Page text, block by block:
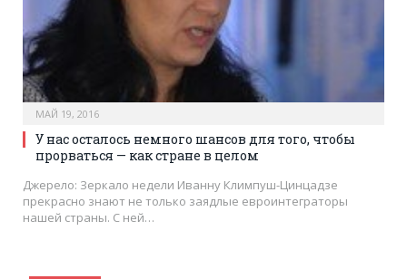
МАЙ 19, 2016
У нас осталось немного шансов для того, чтобы
прорваться — как стране в целом
Джерело: Зеркало недели Иванну Климпуш-Цинцадзе
прекрасно знают не только заядлые евроинтеграторы
нашей страны. С ней…